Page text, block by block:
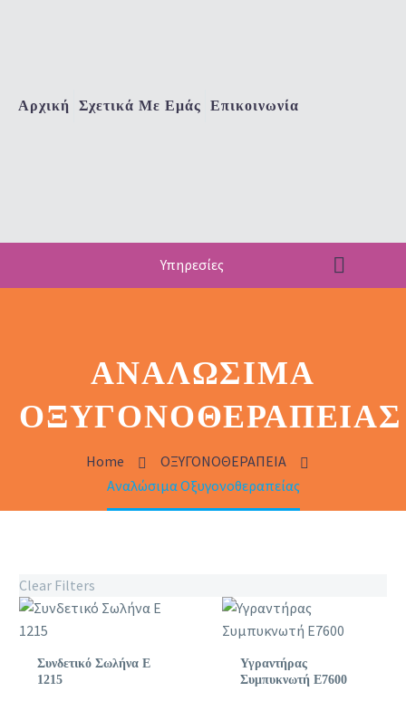
Αρχική Σχετικά Με Εμάς Επικοινωνία
Υπηρεσίες
ΑΝΑΛΏΣΙΜΑ
ΟΞΥΓΟΝΟΘΕΡΑΠΕΊΑΣ
Home
ΟΞΥΓΟΝΟΘΕΡΑΠΕΙΑ
Αναλώσιμα Οξυγονοθεραπείας
Clear Filters
Συνδετικό Σωλήνα Ε
1215
Υγραντήρας
Συμπυκνωτή E7600